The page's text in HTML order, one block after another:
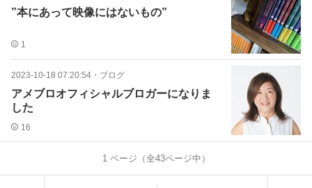
”本にあって映像にはないもの”
1
2023-10-18 07:20:54 ・ ブログ
アメブロオフィシャルブロガーになりま
した
16
1ページ（全43ページ中）